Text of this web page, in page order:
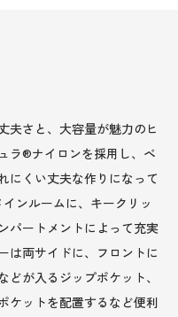
夫さと、大容量が魅力のヒ
ラ®ナイロンを採用し、ベ
にくい丈夫な作りになって
ンルームに、キークリッ
パートメントによって充実
は両サイドに、フロントに
が入るジップポケット、
ケットを配置するなど便利